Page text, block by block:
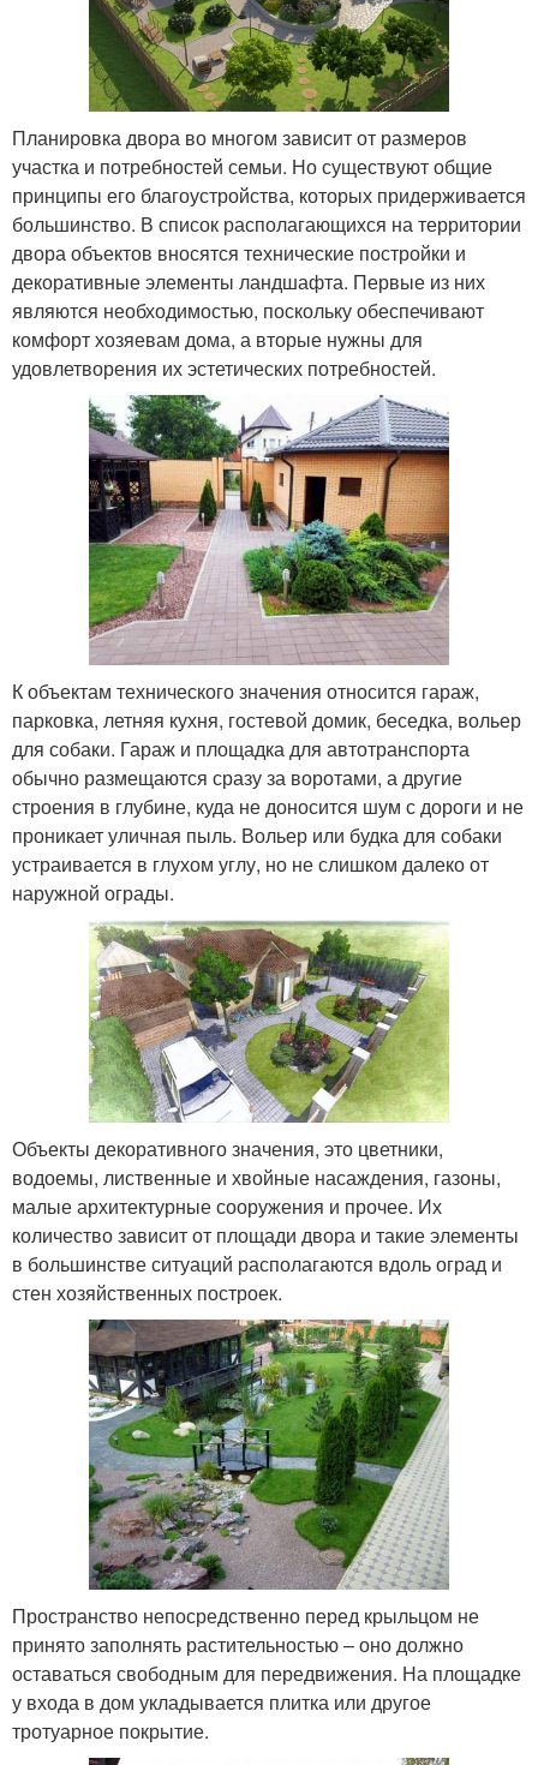
Планировка двора во многом зависит от размеров
участка и потребностей семьи. Но существуют общие
принципы его благоустройства, которых придерживается
большинство. В список располагающихся на территории
двора объектов вносятся технические постройки и
декоративные элементы ландшафта. Первые из них
являются необходимостью, поскольку обеспечивают
комфорт хозяевам дома, а вторые нужны для
удовлетворения их эстетических потребностей.
К объектам технического значения относится гараж,
парковка, летняя кухня, гостевой домик, беседка, вольер
для собаки. Гараж и площадка для автотранспорта
обычно размещаются сразу за воротами, а другие
строения в глубине, куда не доносится шум с дороги и не
проникает уличная пыль. Вольер или будка для собаки
устраивается в глухом углу, но не слишком далеко от
наружной ограды.
Объекты декоративного значения, это цветники,
водоемы, лиственные и хвойные насаждения, газоны,
малые архитектурные сооружения и прочее. Их
количество зависит от площади двора и такие элементы
в большинстве ситуаций располагаются вдоль оград и
стен хозяйственных построек.
Пространство непосредственно перед крыльцом не
принято заполнять растительностью – оно должно
оставаться свободным для передвижения. На площадке
у входа в дом укладывается плитка или другое
тротуарное покрытие.